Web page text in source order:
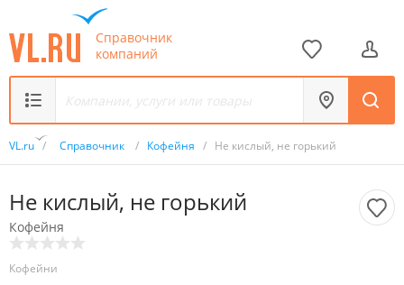
Справочник
компаний
VL.ru / Справочник / Кофейня / Не кислый, не горький
Не кислый, не горький
Кофейня
Кофейни